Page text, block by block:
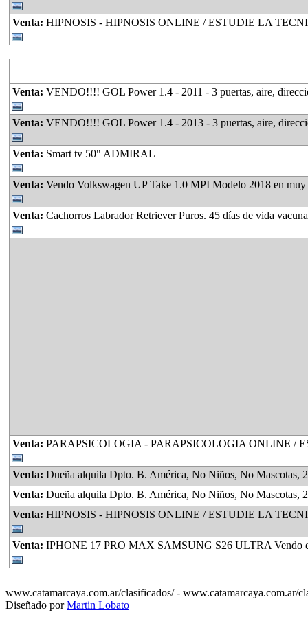
Venta: HIPNOSIS - HIPNOSIS ONLINE / ESTUDIE LA TECNICATURA EN HIPNOSIS APTA PARA
Venta: VENDO!!!! GOL Power 1.4 - 2011 - 3 puertas, aire,
Venta: VENDO!!!! GOL Power 1.4 - 2013 - 3 puertas, aire,
Venta: Smart tv 50" ADMIRAL
Venta: Vendo Volkswagen UP Take 1.0 MPI Modelo 2018 en muy buen
Venta: Cachorros Labrador Retriever Puros. 45 días de vida
Venta: PARAPSICOLOGIA - PARAPSICOLOGIA ONLINE / ESTUDIE LA CARRERA DE
Venta: Dueña alquila Dpto. B. América, No Niños, No Mascotas, 2 Habitaciones, Cocina Comedor, Baño, Lavadero, Amplio Patio, espacio verde, con plantas, frutales, lugar para
Venta: Dueña alquila Dpto. B. América, No Niños, No Mascotas, 2 Habitaciones, Cocina Comedor, Baño, Lavadero, Amplio Patio, espacio verde, con plantas, frutales, lugar para guardar
Venta: HIPNOSIS - HIPNOSIS ONLINE / ESTUDIE LA TECNICATURA EN HIPNOSIS APTA PARA TODO
Venta: IPHONE 17 PRO MAX SAMSUNG S26 ULTRA Vendo
www.catamarcaya.com.ar/clasificados/ - www.catamarcaya.com.ar/
Diseñado porMartin Lobato